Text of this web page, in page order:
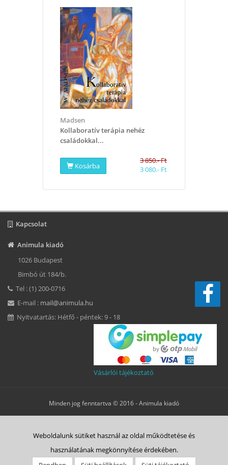
Madsen
Kollaboratív terápia nehéz
családokkal...
Kosárba
3 850.- Ft
3 080.- Ft
Kapcsolat
Animula kiadó
1026 Budapest
Bimbó út 184/b.
Tel : (1) 200-0716
E-mail : mail@animula.hu
Nyitvatartás: Hétfő - péntek: 9 - 18
Vásárlói tájékoztató
Minden jog fenntartva © 2016 -Animula kiadó
ÁSZF Adatkezelési tájékoztató Süti tájékoztató Szerzői jog
Rólunk Vásárlás menete Animulitas Bolt Kapcsolat
Weboldalunk sütiket használ az oldal működtetése és
használatának megkönnyítése érdekében.